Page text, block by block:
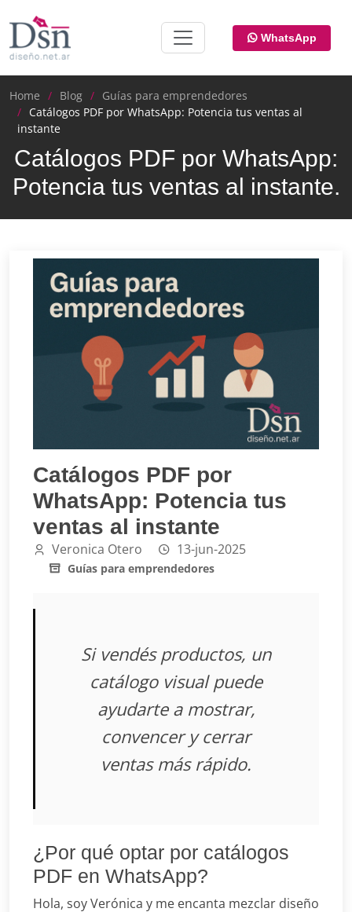
WhatsApp
Home Blog
Guías para emprendedores
Catálogos PDF por WhatsApp: Potencia tus ventas al
instante
Catálogos PDF por WhatsApp:
Potencia tus ventas al instante.
Catálogos PDF por
WhatsApp: Potencia tus
ventas al instante
Veronica Otero 13-jun-2025
Guías para emprendedores
Si vendés productos, un
catálogo visual puede
ayudarte a mostrar,
convencer y cerrar
ventas más rápido.
¿Por qué optar por catálogos
PDF en WhatsApp?
Hola, soy Verónica y me encanta mezclar diseño